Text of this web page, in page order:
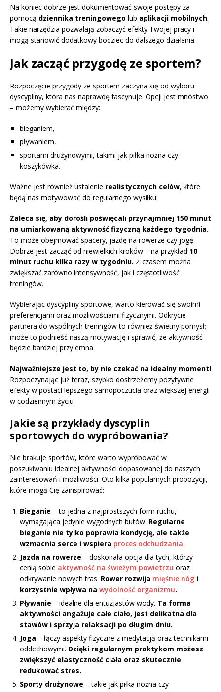
Na koniec dobrze jest dokumentować swoje postępy za
pomocą dziennika treningowego lub aplikacji mobilnych.
Takie narzędzia pozwalają zobaczyć efekty Twojej pracy i
mogą stanowić dodatkowy bodziec do dalszego działania.
Jak zacząć przygodę ze sportem?
Rozpoczęcie przygody ze sportem zaczyna się od wyboru
dyscypliny, która nas naprawdę fascynuje. Opcji jest mnóstwo
– możemy wybierać między:
bieganiem,
pływaniem,
sportami drużynowymi, takimi jak piłka nożna czy
koszykówka.
Ważne jest również ustalenie realistycznych celów, które
będą nas motywować do regularnego wysiłku.
Zaleca się, aby dorośli poświęcali przynajmniej 150 minut
na umiarkowaną aktywność fizyczną każdego tygodnia.
To może obejmować spacery, jazdę na rowerze czy jogę.
Dobrze jest zacząć od niewielkich kroków – na przykład 10
minut ruchu kilka razy w tygodniu. Z czasem można
zwiększać zarówno intensywność, jak i częstotliwość
treningów.
Wybierając dyscypliny sportowe, warto kierować się swoimi
preferencjami oraz możliwościami fizycznymi. Odkrycie
partnera do wspólnych treningów to również świetny pomysł;
może to podnieść naszą motywację i sprawić, że aktywność
będzie bardziej przyjemna.
Najważniejsze jest to, by nie czekać na idealny moment!
Rozpoczynając już teraz, szybko dostrzeżemy pozytywne
efekty w postaci lepszego samopoczucia oraz większej energii
w codziennym życiu.
Jakie są przykłady dyscyplin
sportowych do wypróbowania?
Nie brakuje sportów, które warto wypróbować w
poszukiwaniu idealnej aktywności dopasowanej do naszych
zainteresowań i możliwości. Oto kilka popularnych propozycji,
które mogą Cię zainspirować:
Bieganie – to jedna z najprostszych form ruchu,
wymagająca jedynie wygodnych butów. Regularne
bieganie nie tylko poprawia kondycję, ale także
wzmacnia serce i wspiera proces odchudzania.
Jazda na rowerze – doskonała opcja dla tych, którzy
cenią sobie aktywność na świeżym powietrzu oraz
odkrywanie nowych tras. Rower rozwija mięśnie nóg i
korzystnie wpływa na wydolność organizmu.
Pływanie – idealne dla entuzjastów wody. Ta forma
aktywności angażuje całe ciało, jest delikatna dla
stawów i sprzyja relaksacji po długim dniu.
Joga – łączy aspekty fizyczne z medytacją oraz technikami
oddechowymi. Dzięki regularnym praktykom możesz
zwiększyć elastyczność ciała oraz skutecznie
redukować stres.
Sporty drużynowe – takie jak piłka nożna czy